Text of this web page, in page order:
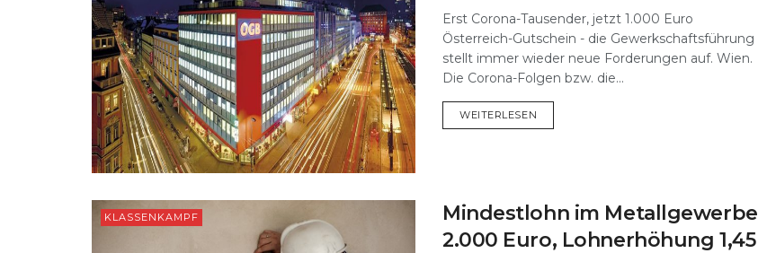
Erst Corona-Tausender, jetzt 1.000 Euro
Österreich-Gutschein - die Gewerkschaftsführung
stellt immer wieder neue Forderungen auf. Wien.
Die Corona-Folgen bzw. die...
WEITERLESEN
KLASSENKAMPF
Mindestlohn im Metallgewerbe
2.000 Euro, Lohnerhöhung 1,45